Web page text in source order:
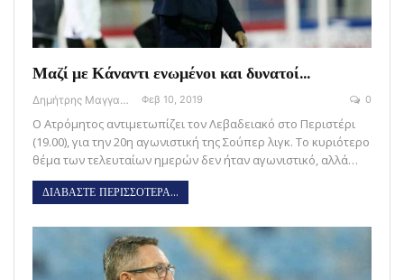
Μαζί με Κάναντι ενωμένοι και δυνατοί…
Δημήτρης Μαγγανάρης Φεβ 10, 2019 0
O Ατρόμητος αντιμετωπίζει τον Λεβαδειακό στο Περιστέρι
(19.00), για την 20η αγωνιστική της Σούπερ λιγκ. Το κυριότερο
θέμα των τελευταίων ημερών δεν ήταν αγωνιστικό, αλλά…
ΔΙΑΒΑΣΤΕ ΠΕΡΙΣΣΟΤΕΡΑ...